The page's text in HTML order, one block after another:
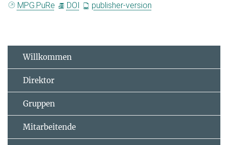
MPG.PuRe
DOI publisher-version
Willkommen
Direktor
Gruppen
Mitarbeitende